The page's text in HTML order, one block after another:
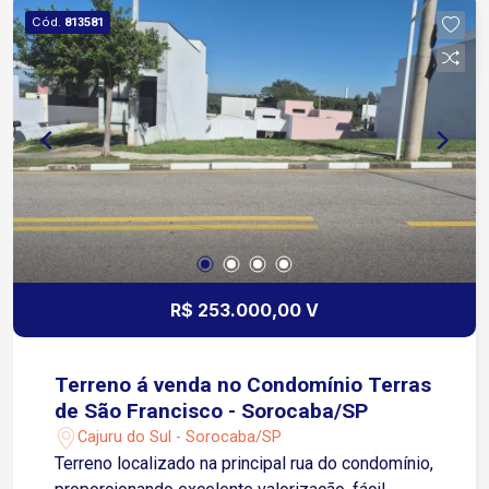
playground e espaços de lazer, proporcionando
tranquilidade, conforto e qualidade de vida para
toda a família. Além disso, conta com fácil
acesso às principais vias da cidade, com
comércios, escolas, supermercados e diversos
serviços nas proximidades. Entre em contato e
agende uma visita!
Cód. 813581
R$ 253.000,00 V
Terreno á venda no Condomínio Terras
de São Francisco - Sorocaba/SP
Cajuru do Sul - Sorocaba/SP
Terreno localizado na principal rua do condomínio,